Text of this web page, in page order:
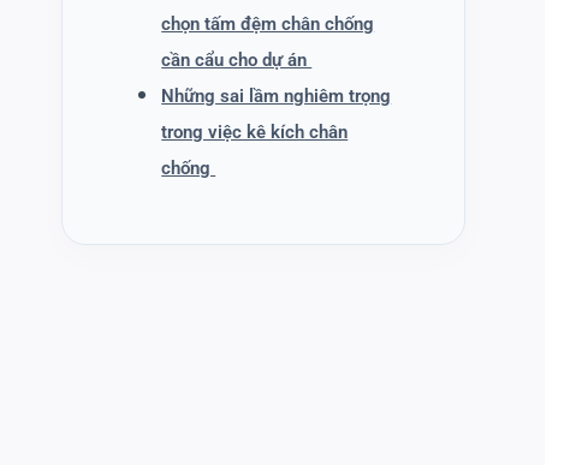
chọn tấm đệm chân chống
cần cẩu cho dự án
Những sai lầm nghiêm trọng
trong việc kê kích chân
chống